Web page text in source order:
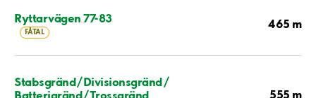
Ryttarvägen 77-83
FÅTAL
465 m
Stabsgränd/Divisionsgränd/
Batterigränd/Trossgränd
555 m